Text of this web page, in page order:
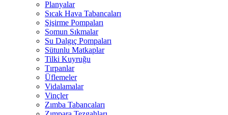
Planyalar
Sıcak Hava Tabancaları
Şişirme Pompaları
Somun Sıkmalar
Su Dalgıç Pompaları
Sütunlu Matkaplar
Tilki Kuyruğu
Tırpanlar
Üflemeler
Vidalamalar
Vinçler
Zımba Tabancaları